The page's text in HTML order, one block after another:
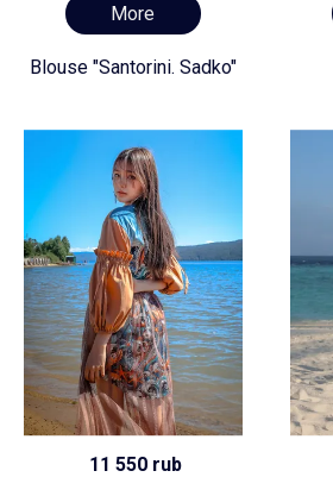
More
Blouse "Santorini. Sadko"
11 550 rub